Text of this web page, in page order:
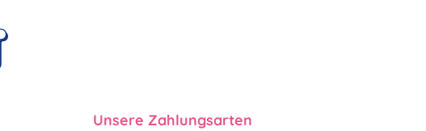
Unsere Zahlungsarten